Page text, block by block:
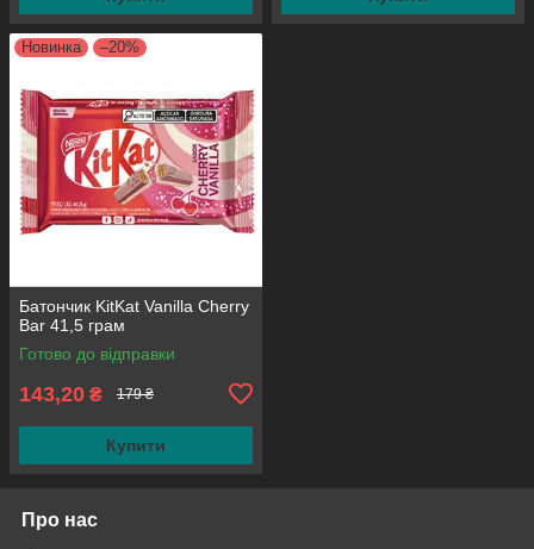
Новинка –20%
Батончик KitKat Vanilla Cherry
Bar 41,5 грам
Готово до відправки
143,20 ₴ 179 ₴
Купити
Про нас